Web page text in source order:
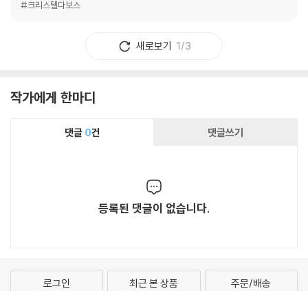
#크리스텔다보스
새로보기 1/3
작가에게 한마디
댓글 0건 댓글쓰기
등록된 댓글이 없습니다.
로그인 최근 본 상품 주문/배송